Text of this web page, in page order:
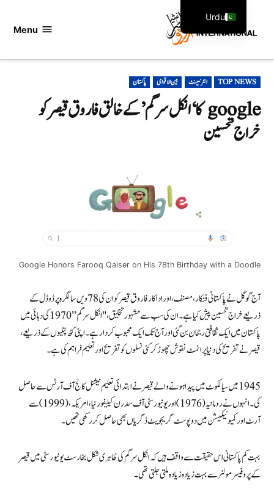
Menu
POSTED
IN
TOP NEWS انٹرنیمنٹ بین الاقوامی پاکستان
google کا ‘انکل سرگم’ کے خالق فاروق قیصر کو
خراج تحسین
Google Honors Farooq Qaiser on His 78th Birthday with a Doodle
آج گوگل نے پاکستانی فنکار، مصنف، اور اداکار فاروق قیصر کو ان کی 78ویں سالگرہ پر ڈوڈل کے
ذریعےخراج تحسین پیش کیا ہے۔ ان کی سب سے مشہور تخلیق، "انکل سرگم” 1970 کی دہائی میں
پاکستان میں ایک ثقافتی رجحان بن گئی اور آج تک ایک محبوب کردار ہے۔ اپنی کٹھ پتلیوں کے ذریعے،
قیصر نے تفریح کی دنیا پر انمٹ نقوش چھوڑ کرکئی نسلوں کو تفریح اور تعلیم فراہم کی ہے۔
1945 میں سیالکوٹ میں پیدا ہونے والے قیصر نے ابتدائی تعلیم نیشنل کالج آف آرٹس سے حاصل
کی۔انہوں نے رومانیہ (1976) اور یونیورسٹی آف سدرن کیلیفورنیا، امریکہ، (1999) سے
آرٹ اور کمیونیکیشن میں دو پوسٹ گریجویٹ ڈگریاں بھی حاصل کر رکھی تھیں۔
بہت کم پاکستانی اس حقیقت سے واقف ہیں کہ انکل سرگم کی ظاہری شکل بخارسٹ یونیورسٹی میں قیصر
کے پروفیسر مولنر سے بہت زیادہ زیادہ ملتی جلتی تھی۔
Urdu
English